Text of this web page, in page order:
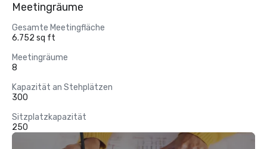
Meetingräume
Gesamte Meetingfläche
6.752 sq ft
Meetingräume
8
Kapazität an Stehplätzen
300
Sitzplatzkapazität
250